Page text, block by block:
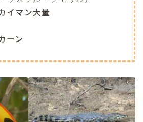
イマン大量
ーン